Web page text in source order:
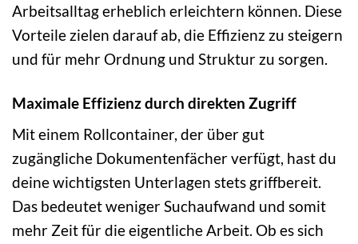
Arbeitsalltag erheblich erleichtern können. Diese
Vorteile zielen darauf ab, die Effizienz zu steigern
und für mehr Ordnung und Struktur zu sorgen.
Maximale Effizienz durch direkten Zugriff
Mit einem Rollcontainer, der über gut
zugängliche Dokumentenfächer verfügt, hast du
deine wichtigsten Unterlagen stets griffbereit.
Das bedeutet weniger Suchaufwand und somit
mehr Zeit für die eigentliche Arbeit. Ob es sich